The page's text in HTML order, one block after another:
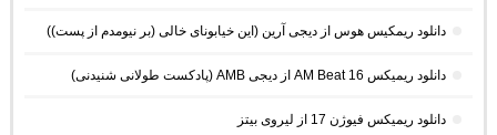
دانلود ریمکیس هوس از دیجی آرین (این خیابونای خالی (بر نیومدم از پست))
دانلود ریمیکس AM Beat 16 از دیجی AMB (پادکست طولانی شنیدنی)
دانلود ریمیکس فیوژن 17 از لیروی بیتز